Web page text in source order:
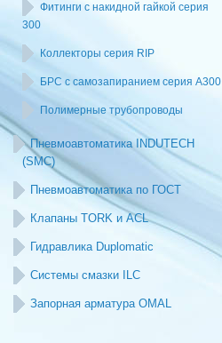
Фитинги с накидной гайкой серия
300
Коллекторы серия RIP
БРС с самозапиранием серия А300
Полимерные трубопроводы
Пневмоавтоматика INDUTECH
(SMC)
Пневмоавтоматика по ГОСТ
Клапаны TORK и ACL
Гидравлика Duplomatic
Системы смазки ILC
Запорная арматура OMAL